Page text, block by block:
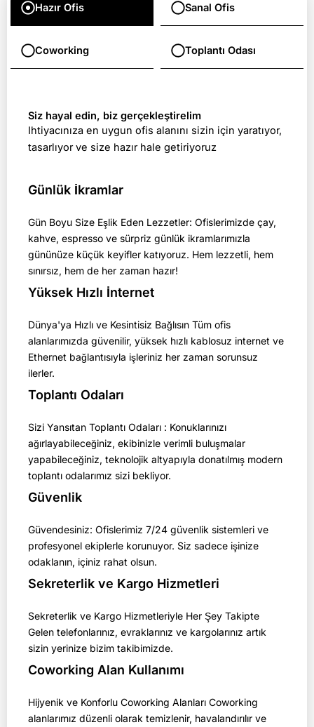
Hazır Ofis Sanal Ofis
Coworking Toplantı Odası
Siz hayal edin, biz gerçekleştirelim
Ihtiyacınıza en uygun ofis alanını sizin için yaratıyor,
tasarlıyor ve size hazır hale getiriyoruz
Günlük İkramlar
Gün Boyu Size Eşlik Eden Lezzetler: Ofislerimizde çay,
kahve, espresso ve sürpriz günlük ikramlarımızla
gününüze küçük keyifler katıyoruz. Hem lezzetli, hem
sınırsız, hem de her zaman hazır!
Yüksek Hızlı İnternet
Dünya'ya Hızlı ve Kesintisiz Bağlısın Tüm ofis
alanlarımızda güvenilir, yüksek hızlı kablosuz internet ve
Ethernet bağlantısıyla işleriniz her zaman sorunsuz
ilerler.
Toplantı Odaları
Sizi Yansıtan Toplantı Odaları : Konuklarınızı
ağırlayabileceğiniz, ekibinizle verimli buluşmalar
yapabileceğiniz, teknolojik altyapıyla donatılmış modern
toplantı odalarımız sizi bekliyor.
Güvenlik
Güvendesiniz: Ofislerimiz 7/24 güvenlik sistemleri ve
profesyonel ekiplerle korunuyor. Siz sadece işinize
odaklanın, içiniz rahat olsun.
Sekreterlik ve Kargo Hizmetleri
Sekreterlik ve Kargo Hizmetleriyle Her Şey Takipte
Gelen telefonlarınız, evraklarınız ve kargolarınız artık
sizin yerinize bizim takibimizde.
Coworking Alan Kullanımı
Hijyenik ve Konforlu Coworking Alanları Coworking
alanlarımız düzenli olarak temizlenir, havalandırılır ve